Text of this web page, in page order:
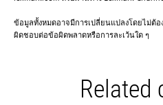
ข้อมูลทั้งหมดอาจมีการเปลี่ยนแปลงโดยไม่ต้อ
ผิดชอบต่อข้อผิดพลาดหรือการละเว้นใด ๆ
Related